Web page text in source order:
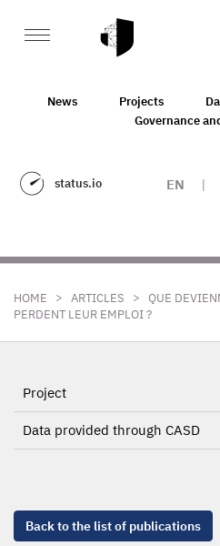
News Projects
Governance
status.io EN |
HOME > ARTICLES > QUE
PERDENT LEUR EMPLOI ?
Project
Data provided through CASD
Back to the list of publications